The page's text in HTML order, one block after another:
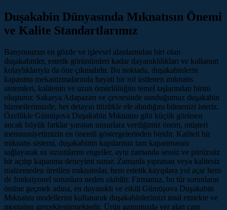
Duşakabin Dünyasında Mıknatısın Önemi
ve Kalite Standartlarımız
Banyonuzun en gözde ve işlevsel alanlarından biri olan
duşakabinler, estetik görünümleri kadar dayanıklılıkları ve kullanım
kolaylıklarıyla da öne çıkmalıdır. Bu noktada, duşakabinlerin
kapanma mekanizmalarında hayati bir rol üstlenen mıknatıs
sistemleri, kalitenin ve uzun ömürlülüğün temel taşlarından birini
oluşturur. Sakarya Adapazarı ve çevresinde sunduğumuz duşakabin
hizmetlerimizde, her detayın titizlikle ele alındığını bilmenizi isteriz.
Özellikle Gümüşova Duşakabin Mıknatısı gibi küçük görünen
ancak büyük farklar yaratan unsurlara verdiğimiz önem, müşteri
memnuniyetimizin en önemli göstergelerinden biridir. Kaliteli bir
mıknatıs sistemi, duşakabinin kapılarının tam kapanmasını
sağlayarak su sızıntılarını engeller, aynı zamanda sessiz ve pürüzsüz
bir açılıp kapanma deneyimi sunar. Zamanla yıpranan veya kalitesiz
malzemeden üretilen mıknatıslar, hem estetik kayıplara yol açar hem
de fonksiyonel sorunlara neden olabilir. Firmamız, bu tür sorunların
önüne geçmek adına, en dayanıklı ve etkili Gümüşova Duşakabin
Mıknatısı modellerini kullanarak duşakabinlerimizi imal etmekte ve
montajını gerçekleştirmektedir. Ürün gamımızda yer alan cam